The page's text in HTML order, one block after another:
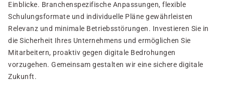
Einblicke. Branchenspezifische Anpassungen, flexible
Schulungsformate und individuelle Pläne gewährleisten
Relevanz und minimale Betriebsstörungen. Investieren Sie in
die Sicherheit Ihres Unternehmens und ermöglichen Sie
Mitarbeitern, proaktiv gegen digitale Bedrohungen
vorzugehen. Gemeinsam gestalten wir eine sichere digitale
Zukunft.